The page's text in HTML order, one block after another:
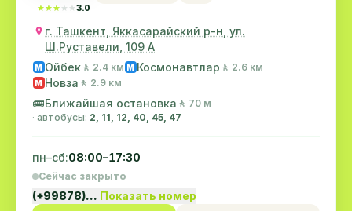
★★★★★
★★★★★3.0
г. Ташкент, Яккасарайский р-н, ул.
Ш.Руставели, 109 А
M Ойбек 🚶 2.4 км M Космонавтлар 🚶 2.6 км
M Новза 🚶 2.9 км
🚌Ближайшая остановка 🚶 70 м
· автобусы: 2, 11, 12, 40, 45, 47
пн–сб:08:00–17:30
Сейчас закрыто
(+99878)… Показать номер